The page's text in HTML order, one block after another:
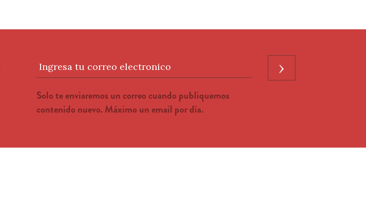
Ingresa tu correo electronico
Solo te enviaremos un correo cuando publiquemos
contenido nuevo. Máximo un email por día.
›